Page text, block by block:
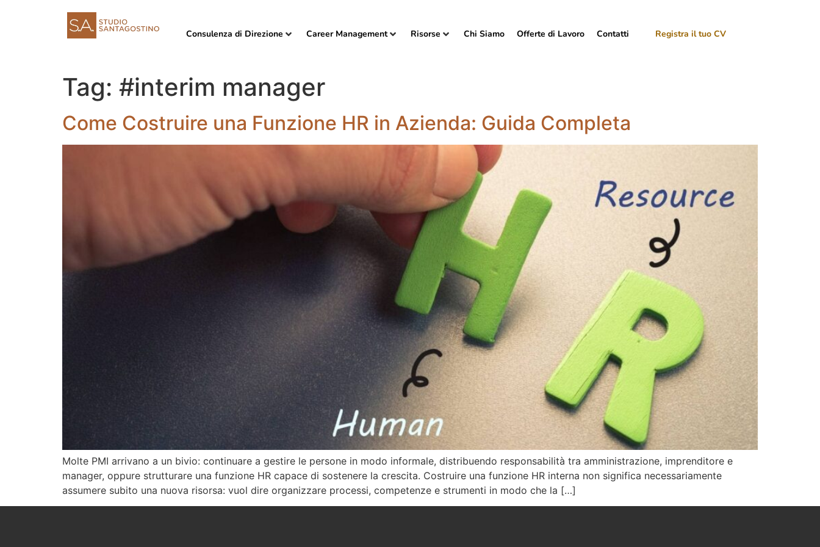
Consulenza di Direzione Career Management Risorse Chi Siamo Offerte di Lavoro Contatti Registra il tuo CV
Tag: #interim manager
Come Costruire una Funzione HR in Azienda: Guida Completa
Molte PMI arrivano a un bivio: continuare a gestire le persone in modo informale, distribuendo responsabilità tra amministrazione, imprenditore e
manager, oppure strutturare una funzione HR capace di sostenere la crescita. Costruire una funzione HR interna non significa necessariamente
assumere subito una nuova risorsa: vuol dire organizzare processi, competenze e strumenti in modo che la […]